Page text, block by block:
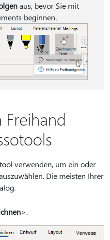
aus, bevor Sie mit
beginnen.
Freihand
verwenden, um ein oder
Die meisten Ihrer
>.